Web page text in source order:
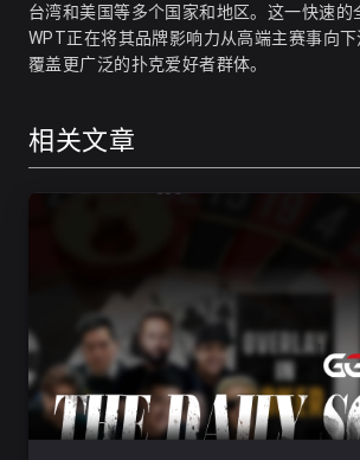
台湾和美国等多个国家和地区。这一快速的
WPT正在将其品牌影响力从高端主赛事向下
覆盖更广泛的扑克爱好者群体。
相关文章